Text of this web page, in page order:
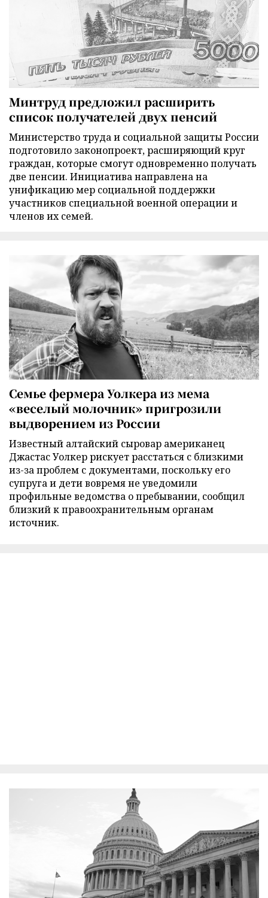
Минтруд предложил расширить
список получателей двух пенсий
Министерство труда и социальной защиты России
подготовило законопроект, расширяющий круг
граждан, которые смогут одновременно получать
две пенсии. Инициатива направлена на
унификацию мер социальной поддержки
участников специальной военной операции и
членов их семей.
Семье фермера Уолкера из мема
«веселый молочник» пригрозили
выдворением из России
Известный алтайский сыровар американец
Джастас Уолкер рискует расстаться с близкими
из-за проблем с документами, поскольку его
супруга и дети вовремя не уведомили
профильные ведомства о пребывании, сообщил
близкий к правоохранительным органам
источник.